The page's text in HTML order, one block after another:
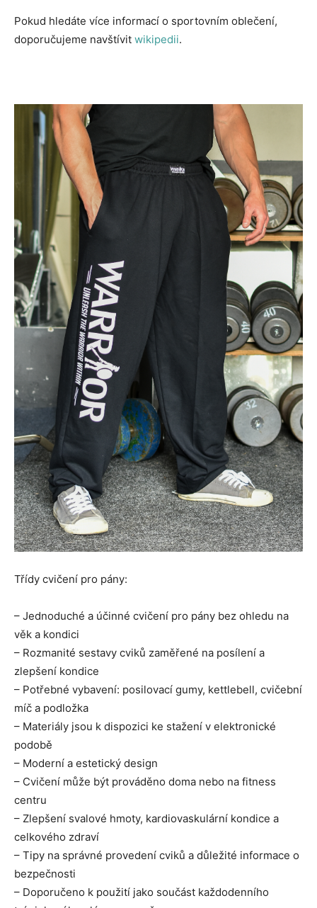
Pokud hledáte více informací o sportovním oblečení,
doporučujeme navštívit wikipedii.
Třídy cvičení pro pány:
– Jednoduché a účinné cvičení pro pány bez ohledu na
věk a kondici
– Rozmanité sestavy cviků zaměřené na posílení a
zlepšení kondice
– Potřebné vybavení: posilovací gumy, kettlebell, cvičební
míč a podložka
– Materiály jsou k dispozici ke stažení v elektronické
podobě
– Moderní a estetický design
– Cvičení může být prováděno doma nebo na fitness
centru
– Zlepšení svalové hmoty, kardiovaskulární kondice a
celkového zdraví
– Tipy na správné provedení cviků a důležité informace o
bezpečnosti
– Doporučeno k použití jako součást každodenního